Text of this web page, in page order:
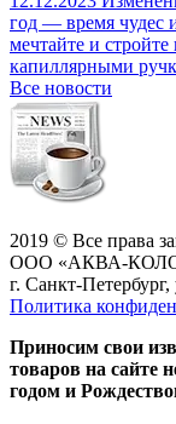
год — время чудес
мечтайте и
капиллярными
Все новости
2019 © Все права
ООО «АКВА-
г. Санкт-
Политика
Приносим свои
товаров на сайте
годом и